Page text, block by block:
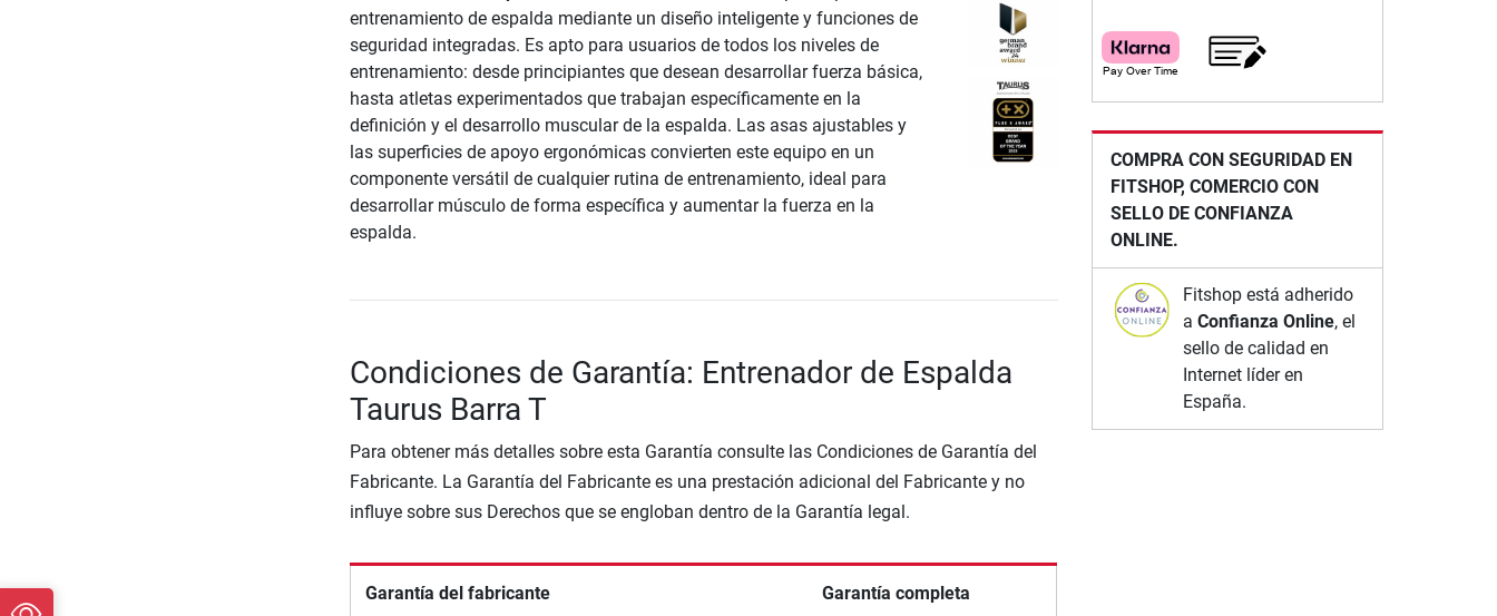
entrenamiento de espalda mediante un diseño inteligente y funciones de
seguridad integradas. Es apto para usuarios de todos los niveles de
entrenamiento: desde principiantes que desean desarrollar fuerza básica,
hasta atletas experimentados que trabajan específicamente en la
definición y el desarrollo muscular de la espalda. Las asas ajustables y
las superficies de apoyo ergonómicas convierten este equipo en un
componente versátil de cualquier rutina de entrenamiento, ideal para
desarrollar músculo de forma específica y aumentar la fuerza en la
espalda.
Condiciones de Garantía: Entrenador de Espalda
Taurus Barra T
Para obtener más detalles sobre esta Garantía consulte las Condiciones de Garantía del
Fabricante. La Garantía del Fabricante es una prestación adicional del Fabricante y no
influye sobre sus Derechos que se engloban dentro de la Garantía legal.
Garantía del fabricante Garantía completa
COMPRA CON SEGURIDAD EN
FITSHOP, COMERCIO CON
SELLO DE CONFIANZA
ONLINE.
Fitshop está adherido
a Confianza Online, el
sello de calidad en
Internet líder en
España.